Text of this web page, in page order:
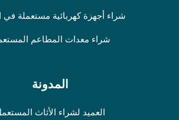
شراء أجهزة كهربائية مستعملة في
شراء معدات المطاعم
المدونة
العميد لشراء الأثاث